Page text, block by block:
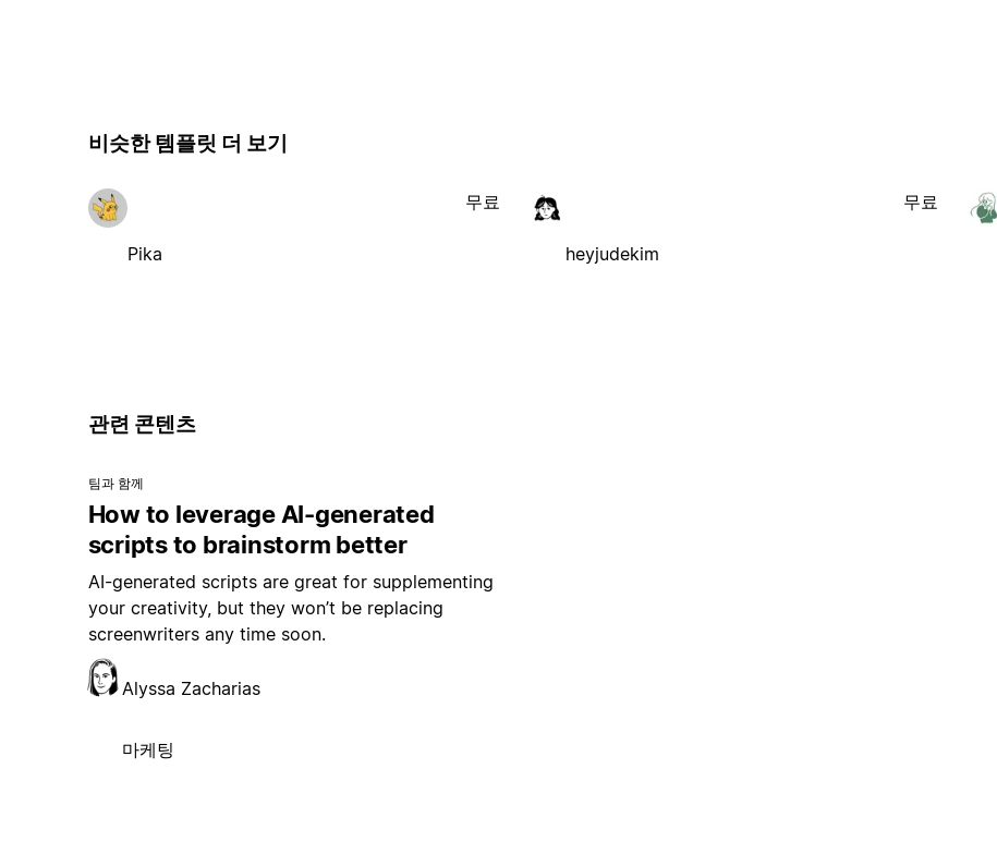
비슷한 템플릿 더 보기
Pika
무료
heyjudekim
무료
관련 콘텐츠
팀과 함께
How to leverage AI-generated
scripts to brainstorm better
AI-generated scripts are great for supplementing
your creativity, but they won’t be replacing
screenwriters any time soon.
Alyssa Zacharias
마케팅